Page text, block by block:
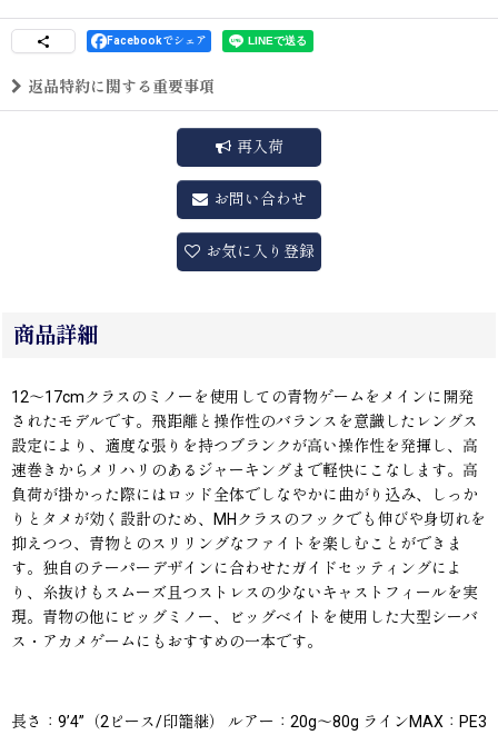
Facebookでシェア
返品特約に関する重要事項
再入荷
お問い合わせ
お気に入り登録
商品詳細
12〜17cmクラスのミノーを使用しての青物ゲームをメインに開発
されたモデルです。飛距離と操作性のバランスを意識したレングス
設定により、適度な張りを持つブランクが高い操作性を発揮し、高
速巻きからメリハリのあるジャーキングまで軽快にこなします。高
負荷が掛かった際にはロッド全体でしなやかに曲がり込み、しっか
りとタメが効く設計のため、MHクラスのフックでも伸びや身切れを
抑えつつ、青物とのスリリングなファイトを楽しむことができま
す。独自のテーパーデザインに合わせたガイドセッティングによ
り、糸抜けもスムーズ且つストレスの少ないキャストフィールを実
現。青物の他にビッグミノー、ビッグベイトを使用した大型シーバ
ス・アカメゲームにもおすすめの一本です。
長さ：9’4”（2ピース/印籠継） ルアー：20g〜80g ラインMAX：PE3